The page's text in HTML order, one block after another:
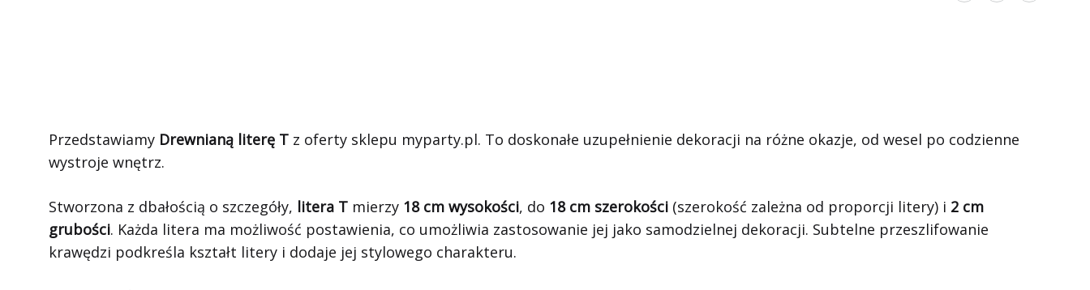
Przedstawiamy Drewnianą literę T z oferty sklepu myparty.pl. To doskonałe uzupełnienie dekoracji na różne okazje, od wesel po codzienne
wystroje wnętrz.
Stworzona z dbałością o szczegóły, litera T mierzy 18 cm wysokości, do 18 cm szerokości (szerokość zależna od proporcji litery) i 2 cm
grubości. Każda litera ma możliwość postawienia, co umożliwia zastosowanie jej jako samodzielnej dekoracji. Subtelne przeszlifowanie
krawędzi podkreśla kształt litery i dodaje jej stylowego charakteru.